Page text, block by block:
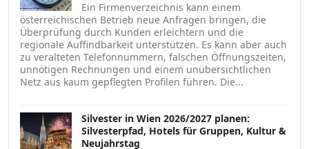
Ein Firmenverzeichnis kann einem
österreichischen Betrieb neue Anfragen bringen, die
Überprüfung durch Kunden erleichtern und die
regionale Auffindbarkeit unterstützen. Es kann aber auch
zu veralteten Telefonnummern, falschen Öffnungszeiten,
unnötigen Rechnungen und einem unübersichtlichen
Netz aus kaum gepflegten Profilen führen. Die...
Silvester in Wien 2026/2027 planen:
Silvesterpfad, Hotels für Gruppen, Kultur &
Neujahrstag